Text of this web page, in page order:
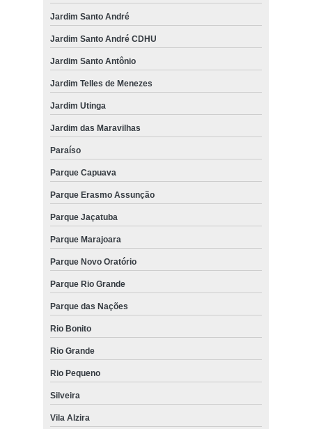
Jardim Santo André
Jardim Santo André CDHU
Jardim Santo Antônio
Jardim Telles de Menezes
Jardim Utinga
Jardim das Maravilhas
Paraíso
Parque Capuava
Parque Erasmo Assunção
Parque Jaçatuba
Parque Marajoara
Parque Novo Oratório
Parque Rio Grande
Parque das Nações
Rio Bonito
Rio Grande
Rio Pequeno
Silveira
Vila Alzira